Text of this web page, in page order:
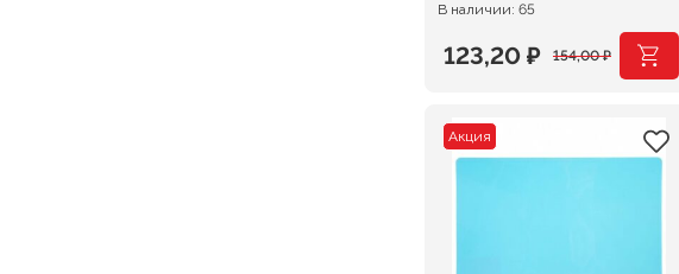
В наличии: 65
154,00₽
Первоначальная
составляла
154,00 ₽.
123,20 ₽
Текущая
123,20 ₽.
Акция